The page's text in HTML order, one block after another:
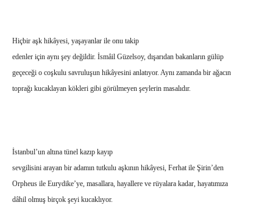
Hiçbir aşk hikâyesi, yaşayanlar ile onu takip
edenler için aynı şey değildir. İsmâil Güzelsoy, dışarıdan bakanların gülüp
geçeceği o coşkulu savruluşun hikâyesini anlatıyor. Aynı zamanda bir ağacın
toprağı kucaklayan kökleri gibi görülmeyen şeylerin masalıdır.
İstanbul’un altına tünel kazıp kayıp
sevgilisini arayan bir adamın tutkulu aşkının hikâyesi, Ferhat ile Şirin’den
Orpheus ile Eurydike’ye, masallara, hayallere ve rüyalara kadar, hayatımıza
dâhil olmuş birçok şeyi kucaklıyor.